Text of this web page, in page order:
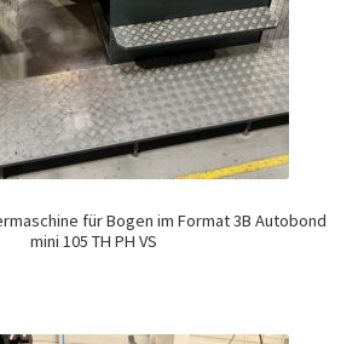
für Bogen im Format 3B Autobond
mini 105 TH PH VS